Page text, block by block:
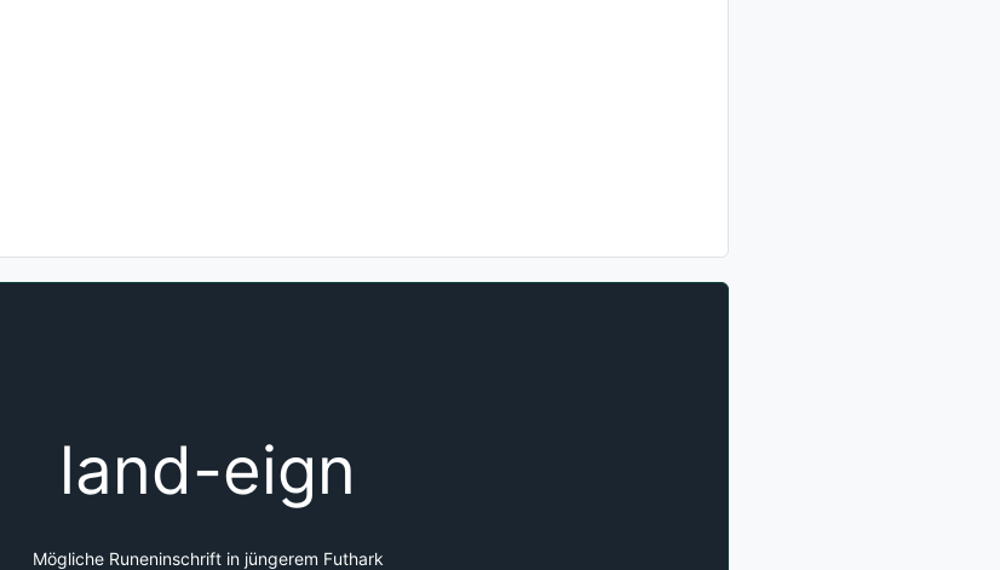
land-eign
Mögliche Runeninschrift in jüngerem Futhark